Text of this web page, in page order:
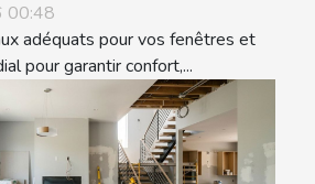
00:48
adéquats pour vos fenêtres et
pour garantir confort,...